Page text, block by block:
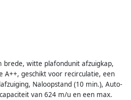
brede, witte plafondunit afzuigkap,
A++, geschikt voor recirculatie, een
Naloopstand (10 min.), Auto-
van 624 m/u en een max.